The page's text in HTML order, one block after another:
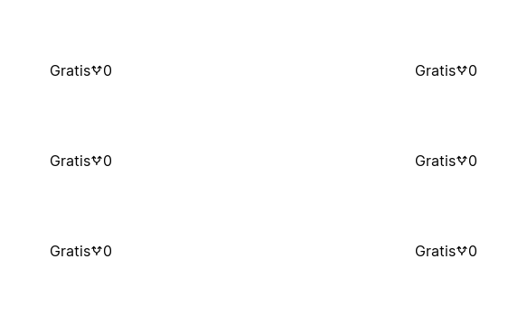
Gratis 0 Gratis 0
Gratis 0 Gratis 0
Gratis 0 Gratis 0